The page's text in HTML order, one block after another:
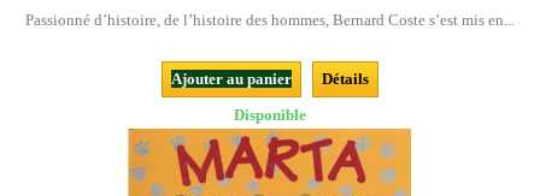
Passionné d’histoire, de l’histoire des hommes, Bernard Coste s’est mis en...
Ajouter au panier
Détails
Disponible